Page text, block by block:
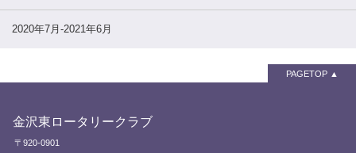
2020年7月-2021年6月
PAGETOP
金沢東ロータリークラブ
〒920-0901